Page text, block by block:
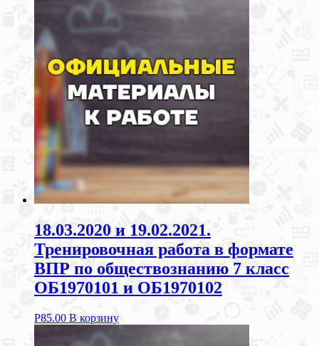
18.03.2020 и 19.02.2021.
Тренировочная работа в формате
ВПР по обществознанию 7 класс
ОБ1970101 и ОБ1970102
Р85.00 В корзину